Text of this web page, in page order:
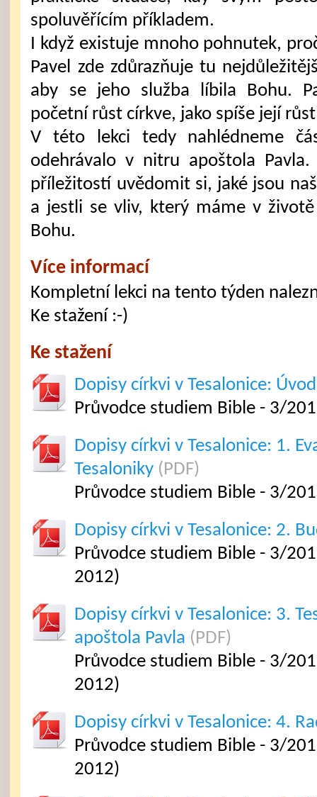
spoluvěřícím příkladem.
I když existuje mnoho pohnutek,
Pavel zde zdůrazňuje tu
aby se jeho služba líbila Bohu.
početní růst církve, jako spíše její
V této lekci tedy nahlédneme
odehrávalo v nitru apoštola
příležitostí uvědomit si, jaké jsou
a jestli se vliv, který máme v
Bohu.
Více informací
Kompletní lekci na tento týden
Ke stažení :-)
Ke stažení
Dopisy církvi v Tesalonice: Úvod
Průvodce studiem Bible - 3/
Dopisy církvi v Tesalonice: 1.
Tesaloniky (PDF)
Průvodce studiem Bible - 3/
Dopisy církvi v Tesalonice: 2.
Průvodce studiem Bible - 3/
2012)
Dopisy církvi v Tesalonice: 3.
apoštola Pavla (PDF)
Průvodce studiem Bible - 3/
2012)
Dopisy církvi v Tesalonice: 4.
Průvodce studiem Bible - 3/
2012)